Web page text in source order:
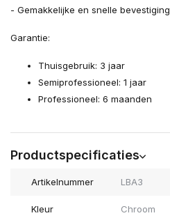
- Gemakkelijke en snelle bevestiging
Garantie:
Thuisgebruik: 3 jaar
Semiprofessioneel: 1 jaar
Professioneel: 6 maanden
Productspecificaties
Artikelnummer LBA3
Kleur Chroom